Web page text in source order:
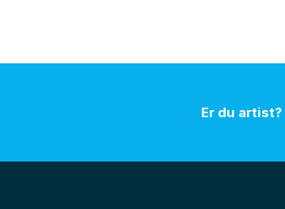
Er du artist?